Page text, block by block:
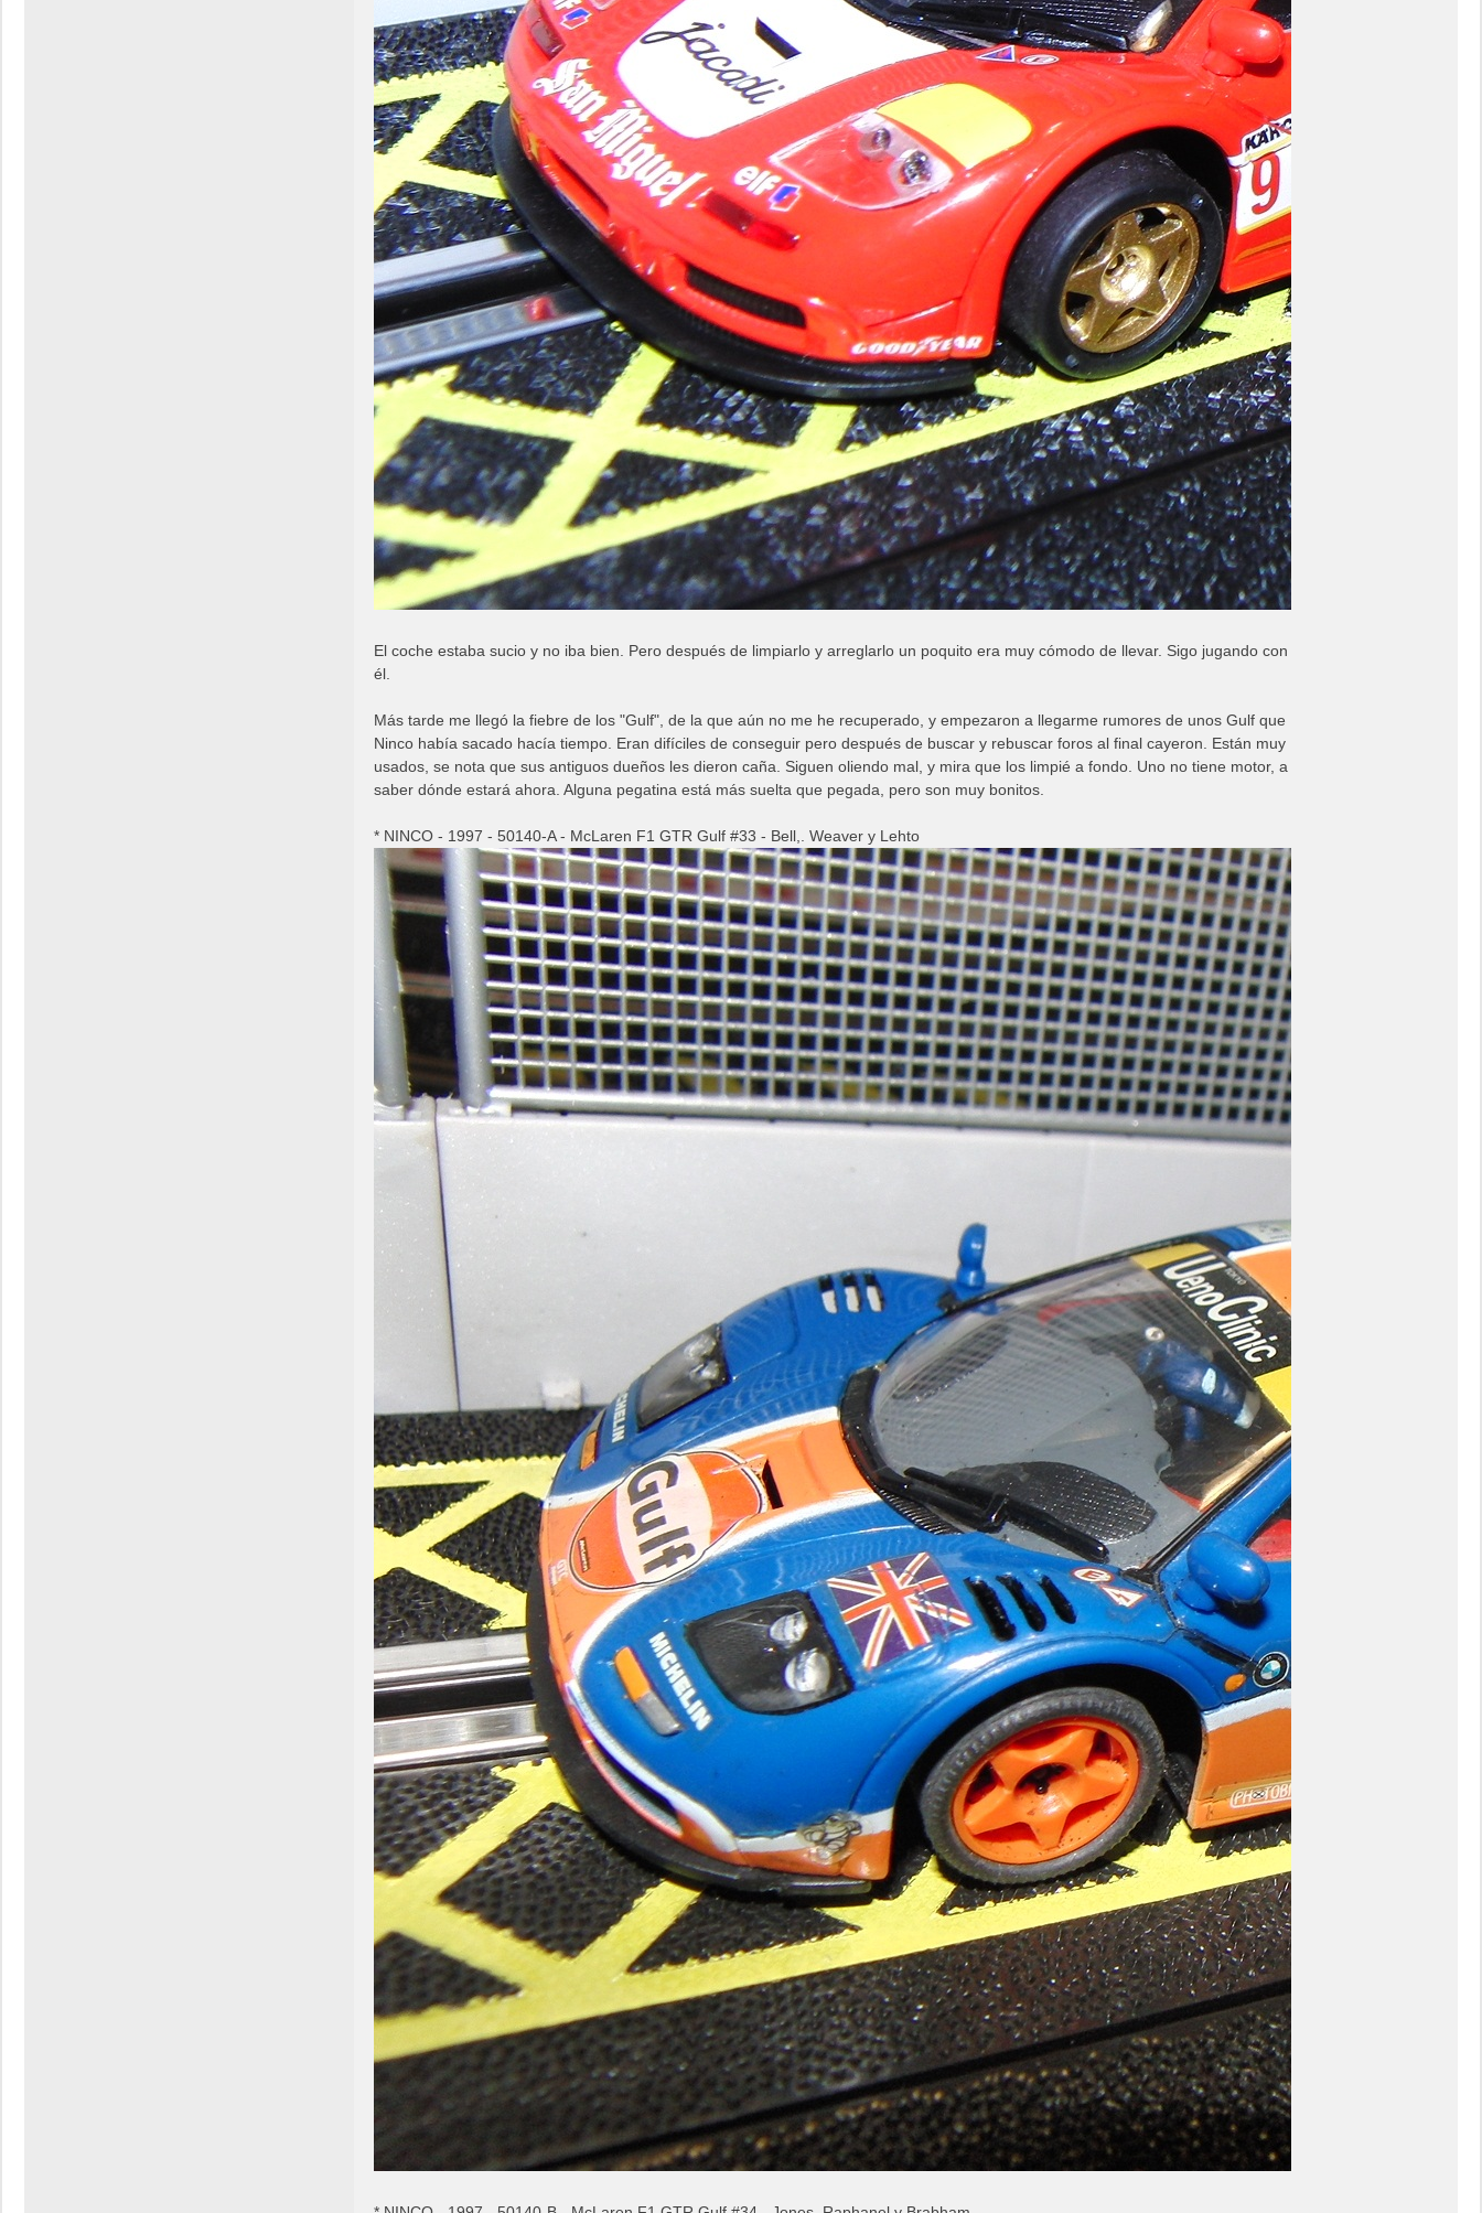
El coche estaba sucio y no iba bien. Pero después de limpiarlo y arreglarlo un poquito era muy cómodo de llevar. Sigo jugando con
él.
Más tarde me llegó la fiebre de los "Gulf", de la que aún no me he recuperado, y empezaron a llegarme rumores de unos Gulf que
Ninco había sacado hacía tiempo. Eran difíciles de conseguir pero después de buscar y rebuscar foros al final cayeron. Están muy
usados, se nota que sus antiguos dueños les dieron caña. Siguen oliendo mal, y mira que los limpié a fondo. Uno no tiene motor, a
saber dónde estará ahora. Alguna pegatina está más suelta que pegada, pero son muy bonitos.
* NINCO - 1997 - 50140-A - McLaren F1 GTR Gulf #33 - Bell,. Weaver y Lehto